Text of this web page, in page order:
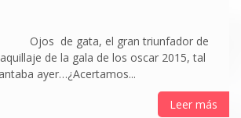
el gran triunfador de
de la gala de los oscar 2015, tal
ayer…¿Acertamos...
Leer más